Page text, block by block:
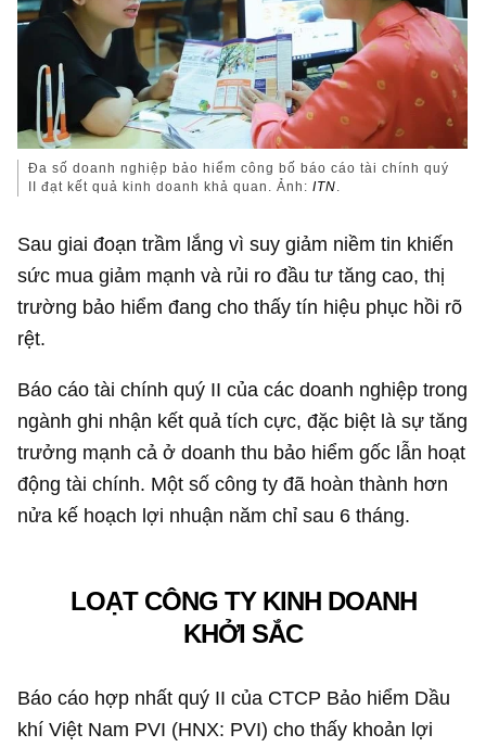
Đa số doanh nghiệp bảo hiểm công bố báo cáo tài chính quý
II đạt kết quả kinh doanh khả quan. Ảnh:ITN.
Sau giai đoạn trầm lắng vì suy giảm niềm tin khiến
sức mua giảm mạnh và rủi ro đầu tư tăng cao, thị
trường bảo hiểm đang cho thấy tín hiệu phục hồi rõ
rệt.
Báo cáo tài chính quý II của các doanh nghiệp trong
ngành ghi nhận kết quả tích cực, đặc biệt là sự tăng
trưởng mạnh cả ở doanh thu bảo hiểm gốc lẫn hoạt
động tài chính. Một số công ty đã hoàn thành hơn
nửa kế hoạch lợi nhuận năm chỉ sau 6 tháng.
LOẠT CÔNG TY KINH DOANH
KHỞI SẮC
Báo cáo hợp nhất quý II của CTCP Bảo hiểm Dầu
khí Việt Nam PVI (HNX: PVI) cho thấy khoản lợi